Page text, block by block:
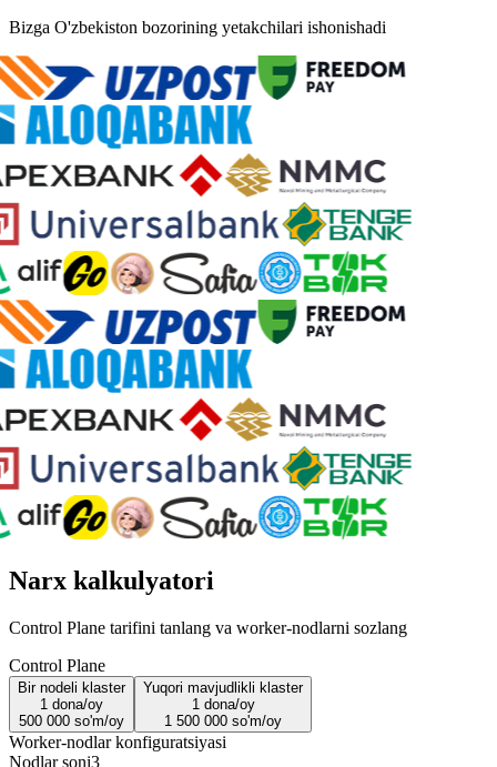
Bizga O'zbekiston bozorining yetakchilari ishonishadi
Narx kalkulyatori
Control Plane tarifini tanlang va worker-nodlarni sozlang
Control Plane
Bir nodeli klaster
1 dona/oy
500 000 so'm/oy
Yuqori mavjudlikli klaster
1 dona/oy
1 500 000 so'm/oy
Worker-nodlar konfiguratsiyasi
Nodlar soni3